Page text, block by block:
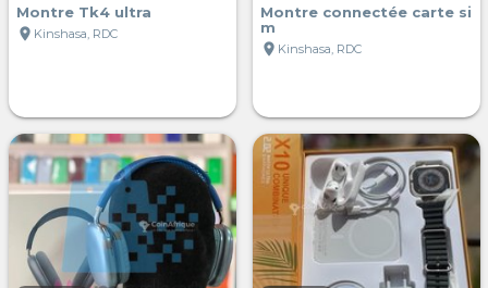
Montre Tk4 ultra
location_on Kinshasa, RDC
Montre connectée carte si
m
location_on Kinshasa, RDC